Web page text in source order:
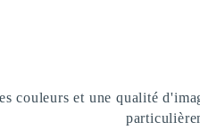
couleurs et une qualité